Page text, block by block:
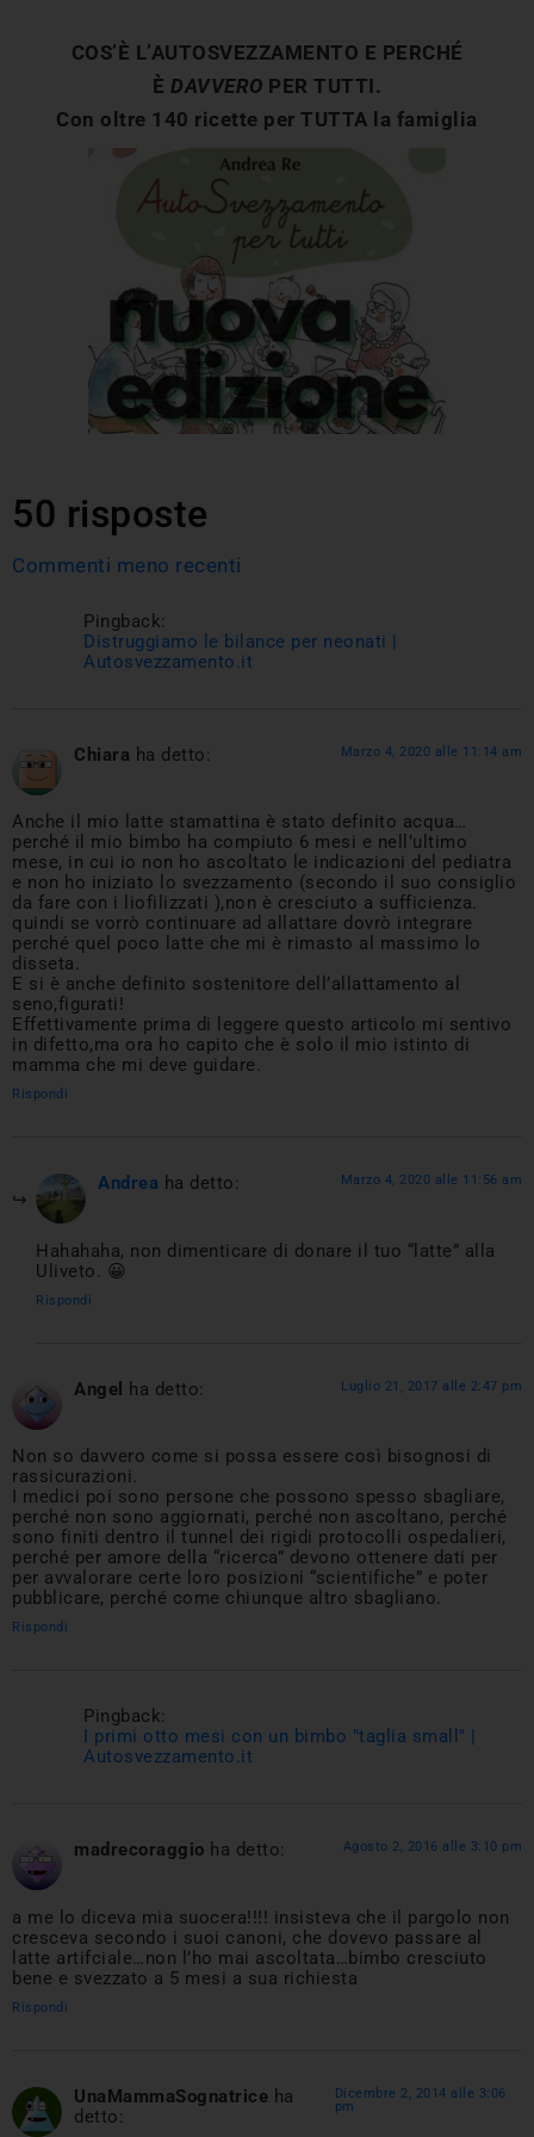
COS’È L’AUTOSVEZZAMENTO E PERCHÉ
È DAVVERO PER TUTTI.
Con oltre 140 ricette per TUTTA la famiglia
50 risposte
Commenti meno recenti
Pingback:
Distruggiamo le bilance per neonati |
Autosvezzamento.it
Chiara ha detto: Marzo 4, 2020 alle 11:14 am
Anche il mio latte stamattina è stato definito acqua…
perché il mio bimbo ha compiuto 6 mesi e nell’ultimo
mese, in cui io non ho ascoltato le indicazioni del pediatra
e non ho iniziato lo svezzamento (secondo il suo consiglio
da fare con i liofilizzati ),non è cresciuto a sufficienza.
quindi se vorrò continuare ad allattare dovrò integrare
perché quel poco latte che mi è rimasto al massimo lo
disseta.
E si è anche definito sostenitore dell’allattamento al
seno,figurati!
Effettivamente prima di leggere questo articolo mi sentivo
in difetto,ma ora ho capito che è solo il mio istinto di
mamma che mi deve guidare.
Rispondi
Andrea ha detto: Marzo 4, 2020 alle 11:56 am
Hahahaha, non dimenticare di donare il tuo “latte” alla
Uliveto. 😀
Rispondi
Angel ha detto: Luglio 21, 2017 alle 2:47 pm
Non so davvero come si possa essere così bisognosi di
rassicurazioni.
I medici poi sono persone che possono spesso sbagliare,
perché non sono aggiornati, perché non ascoltano, perché
sono finiti dentro il tunnel dei rigidi protocolli ospedalieri,
perché per amore della “ricerca” devono ottenere dati per
per avvalorare certe loro posizioni “scientifiche” e poter
pubblicare, perché come chiunque altro sbagliano.
Rispondi
Pingback:
I primi otto mesi con un bimbo "taglia small" |
Autosvezzamento.it
madrecoraggio ha detto: Agosto 2, 2016 alle 3:10 pm
a me lo diceva mia suocera!!!! insisteva che il pargolo non
cresceva secondo i suoi canoni, che dovevo passare al
latte artifciale…non l’ho mai ascoltata…bimbo cresciuto
bene e svezzato a 5 mesi a sua richiesta
Rispondi
UnaMammaSognatrice ha
detto:
Dicembre 2, 2014 alle 3:06
pm